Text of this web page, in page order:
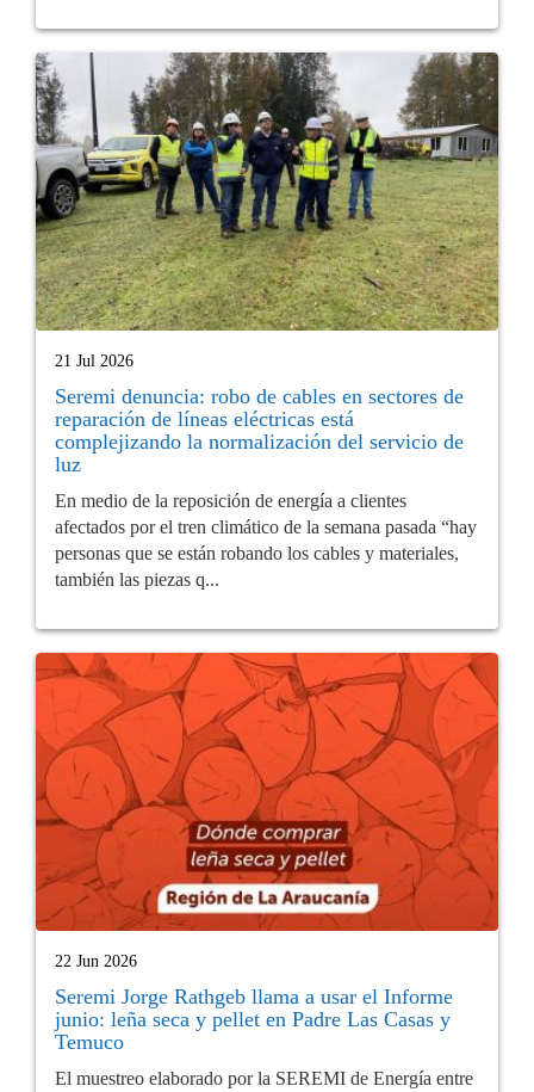
21 Jul 2026
Seremi denuncia: robo de cables en sectores de
reparación de líneas eléctricas está
complejizando la normalización del servicio de
luz
En medio de la reposición de energía a clientes
afectados por el tren climático de la semana pasada “hay
personas que se están robando los cables y materiales,
también las piezas q...
22 Jun 2026
Seremi Jorge Rathgeb llama a usar el Informe
junio: leña seca y pellet en Padre Las Casas y
Temuco
El muestreo elaborado por la SEREMI de Energía entre